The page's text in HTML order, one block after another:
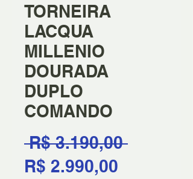
TORNEIRA
LACQUA
MILLENIO
DOURADA
DUPLO
COMANDO
R$ 3.190,00 Preço
R$ 2.990,00